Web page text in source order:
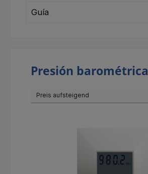
Guía
Presión barométrica